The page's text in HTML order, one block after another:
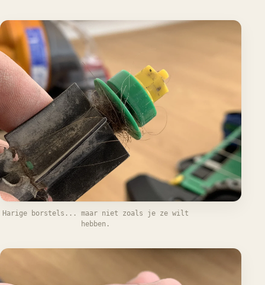
Harige borstels... maar niet zoals je ze wilt
hebben.